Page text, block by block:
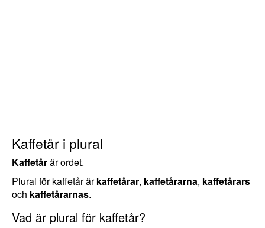
Kaffetår i plural
Kaffetårär ordet.
Plural för kaffetår ärkaffetårar, kaffetårarna, kaffetårars
och kaffetårarnas.
Vad är plural för kaffetår?